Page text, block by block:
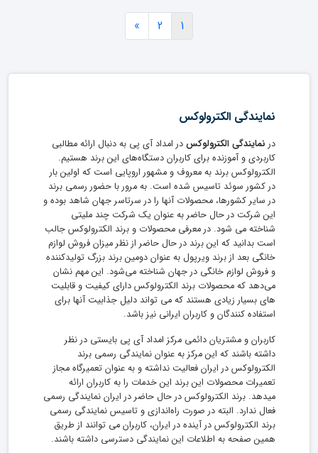
1
2
»
نمایندگی الکترولوکس
در نمایندگی الکترولوکس در امداد آی پی به دنبال ارائه مطالبی
کاربردی و آموزنده برای کاربران دستگاه‌های این برند هستیم.
الکترولوکس برند به معروف و مشهور اروپایی است که اولین بار
در کشور سوئد تاسیس شده است. به مرور با حضور رسمی برند
در سایر کشورها، محصولات آنها را در سرتاسر جهان شاهد بوده و
این شرکت در حال حاضر به عنوان یک شرکت چند ملیتی
شناخته می شود. در معرفی محصولات و برند الکترولوکس جالب
است بدانید که این برند در حال حاضر از نظر میزان فروش لوازم
خانگی بعد از برند ویرپول به عنوان دومین برند بزرگ تولیدکننده
و فروش لوازم خانگی در جهان شناخته می‌شود. این مهم نشان
می‌دهد که محصولات برند الکترولوکس دارای کیفیت و قابلیت
های بسیار زیادی هستند که می تواند دلیل جذابیت آنها برای
استفاده کنندگان و کاربران ایرانی نیز باشد.
کاربران و مشتریان دائمی مرکز امداد آی پی بایستی در نظر
داشته باشند که این مرکز به عنوان نمایندگی رسمی برند
الکترولوکس در ایران فعالیت نداشته و به عنوان تعمیرگاه مجاز
تعمیرات محصولات این برند این خدمات را به کاربران ارائه
میدهد. برند الکترولوکس در حال حاضر در ایران نمایندگی رسمی
فعال ندارد. البته در صورت راه‌اندازی و تاسیس نمایندگی رسمی
برند الکترولوکس در آینده در ایران، کاربران می توانند از طریق
همین صفحه به اطلاعات این نمایندگی دسترسی داشته باشند.